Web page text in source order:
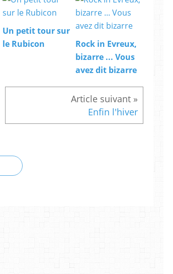
Un petit tour sur
le Rubicon
Rock in Evreux,
bizarre ... Vous
avez dit bizarre
Enfin l'hiver